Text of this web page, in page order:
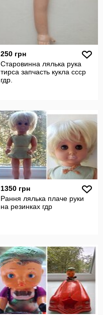
250 грн
Старовинна лялька рука
тирса запчасть кукла ссср
гдр.
1350 грн
Рання лялька плаче руки
на резинках гдр